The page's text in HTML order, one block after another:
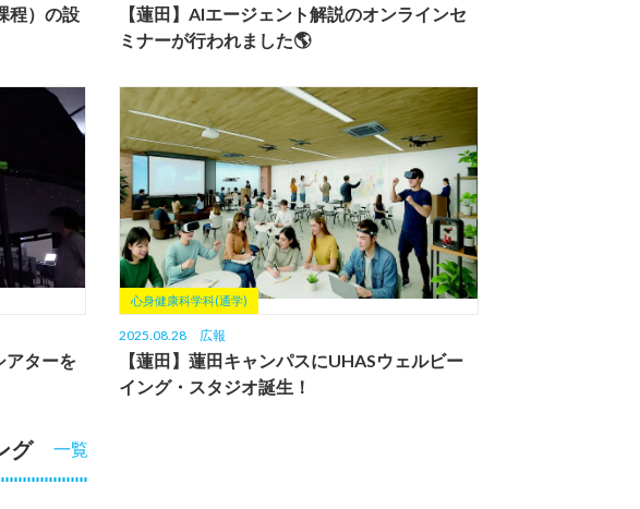
程）の設
【蓮田】AIエージェント解説のオンラインセ
ミナーが行われました🌎
アターを
心身健康科学科(通学)
2025.08.28 広報
【蓮田】蓮田キャンパスにUHASウェルビー
イング・スタジオ誕生！
一覧
グ